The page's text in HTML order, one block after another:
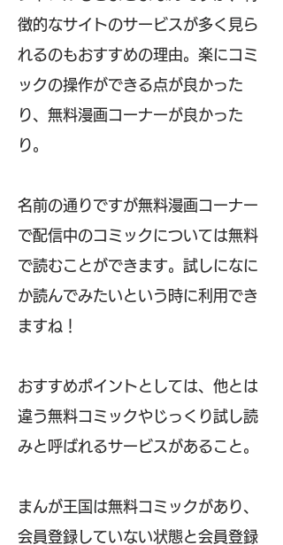
徴的なサイトのサービスが多く見ら
れるのもおすすめの理由。楽にコミ
ックの操作ができる点が良かった
り、無料漫画コーナーが良かった
り。
名前の通りですが無料漫画コーナー
で配信中のコミックについては無料
で読むことができます。試しになに
か読んでみたいという時に利用でき
ますね！
おすすめポイントとしては、他とは
違う無料コミックやじっくり試し読
みと呼ばれるサービスがあること。
まんが王国は無料コミックがあり、
会員登録していない状態と会員登録